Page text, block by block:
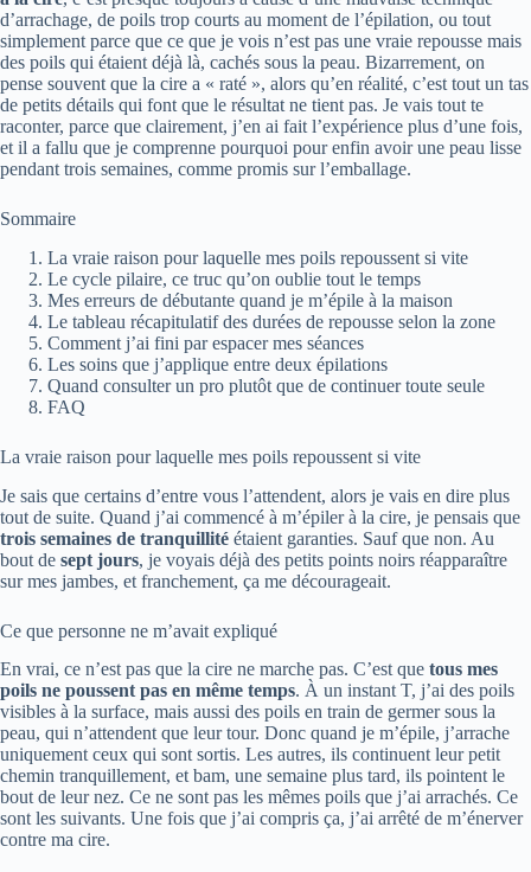
d’arrachage, de poils trop courts au moment de l’épilation, ou tout
simplement parce que ce que je vois n’est pas une vraie repousse mais
des poils qui étaient déjà là, cachés sous la peau. Bizarrement, on
pense souvent que la cire a « raté », alors qu’en réalité, c’est tout un tas
de petits détails qui font que le résultat ne tient pas. Je vais tout te
raconter, parce que clairement, j’en ai fait l’expérience plus d’une fois,
et il a fallu que je comprenne pourquoi pour enfin avoir une peau lisse
pendant trois semaines, comme promis sur l’emballage.
Sommaire
La vraie raison pour laquelle mes poils repoussent si vite
Le cycle pilaire, ce truc qu’on oublie tout le temps
Mes erreurs de débutante quand je m’épile à la maison
Le tableau récapitulatif des durées de repousse selon la zone
Comment j’ai fini par espacer mes séances
Les soins que j’applique entre deux épilations
Quand consulter un pro plutôt que de continuer toute seule
FAQ
La vraie raison pour laquelle mes poils repoussent si vite
Je sais que certains d’entre vous l’attendent, alors je vais en dire plus
tout de suite. Quand j’ai commencé à m’épiler à la cire, je pensais que
trois semaines de tranquillité étaient garanties. Sauf que non. Au
bout de sept jours, je voyais déjà des petits points noirs réapparaître
sur mes jambes, et franchement, ça me décourageait.
Ce que personne ne m’avait expliqué
En vrai, ce n’est pas que la cire ne marche pas. C’est que tous mes
poils ne poussent pas en même temps. À un instant T, j’ai des poils
visibles à la surface, mais aussi des poils en train de germer sous la
peau, qui n’attendent que leur tour. Donc quand je m’épile, j’arrache
uniquement ceux qui sont sortis. Les autres, ils continuent leur petit
chemin tranquillement, et bam, une semaine plus tard, ils pointent le
bout de leur nez. Ce ne sont pas les mêmes poils que j’ai arrachés. Ce
sont les suivants. Une fois que j’ai compris ça, j’ai arrêté de m’énerver
contre ma cire.